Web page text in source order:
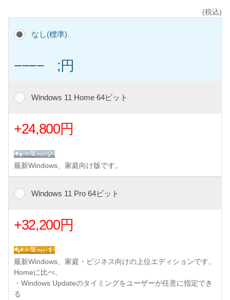
(税込)
なし(標準)
−−−− ;円
Windows 11 Home 64ビット
+24,800円
最新Windows、家庭向け版です。
Windows 11 Pro 64ビット
+32,200円
最新Windows、家庭・ビジネス向けの上位エディションです。
Homeに比べ、
・Windows Updateのタイミングをユーザーが任意に指定でき
る